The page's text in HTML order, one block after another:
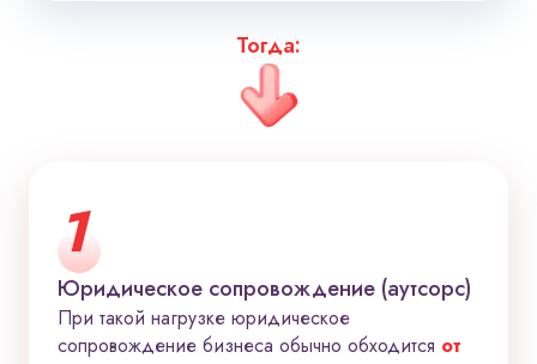
Тогда:
1
Юридическое сопровождение (аутсорс)
При такой нагрузке юридическое
сопровождение бизнеса обычно обходится от